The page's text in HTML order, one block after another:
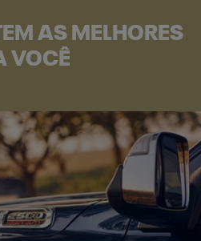
AS MELHORES
VOCÊ